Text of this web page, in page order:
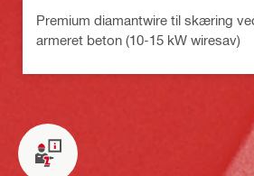
Premium diamantwire til skæring
armeret beton (10-15 kW wiresav)